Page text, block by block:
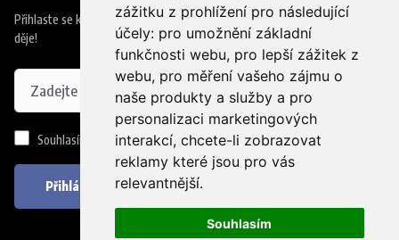
zážitku z prohlížení pro následující
účely: pro umožnění základní
funkčnosti webu, pro lepší zážitek z
webu, pro měření vašeho zájmu o
naše produkty a služby a pro
personalizaci marketingových
interakcí, chcete-li zobrazovat
reklamy které jsou pro vás
relevantnější.
Souhlasím
Přihlaste se k odběru našeho newsleteru a budete jako první vědět co se
děje!
Souhlasím se zpracováním osobních údajů
Přihlásit se